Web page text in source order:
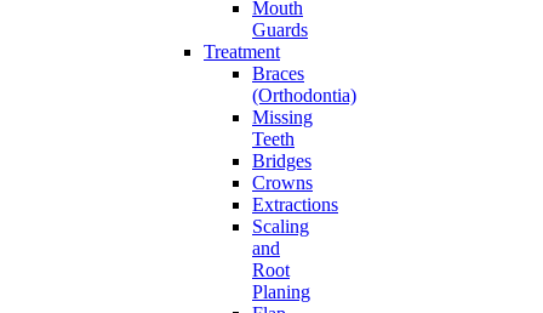
Mouth
Guards
Treatment
Braces
(Orthodontia)
Missing
Teeth
Bridges
Crowns
Extractions
Scaling
and
Root
Planing